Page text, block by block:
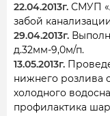
22.04.2013г. СМУП
забой
29.04.2013г.
д.32мм-9,0м/п.
13.05.2013г.
нижнего розлива
холодного
профилактика